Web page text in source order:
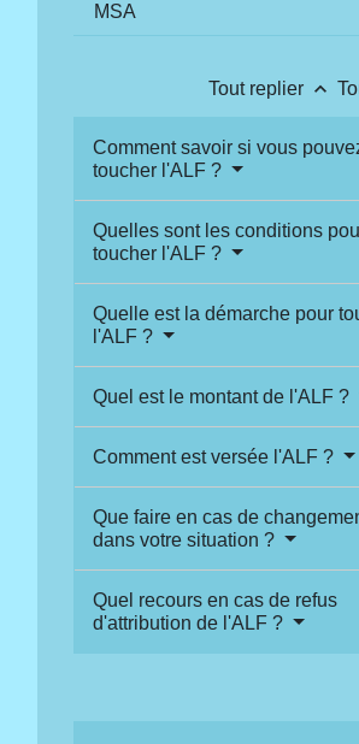
MSA
Tout replier keyboard_arrow_up
Comment savoir si vous
toucher l'ALF ?
Quelles sont les conditions
toucher l'ALF ?
Quelle est la démarche pour
l'ALF ?
Quel est le montant de l'ALF ?
Comment est versée l'ALF ?
Que faire en cas de
dans votre situation ?
Quel recours en cas de refus
d'attribution de l'ALF ?